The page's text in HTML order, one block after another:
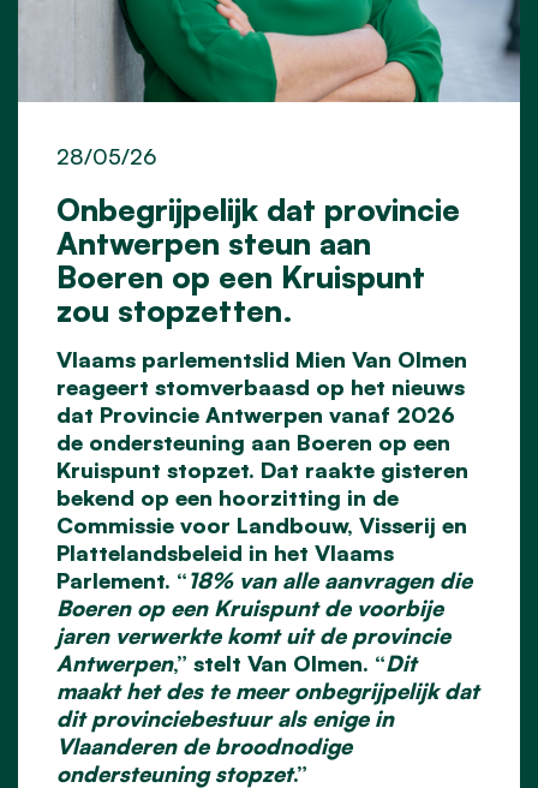
Onbegrijpelijk dat provincie
Antwerpen steun aan
Boeren op een Kruispunt
zou stopzetten.
28/05/26
Vlaams parlementslid Mien Van Olmen
reageert stomverbaasd op het nieuws
dat Provincie Antwerpen vanaf 2026
de ondersteuning aan Boeren op een
Kruispunt stopzet. Dat raakte gisteren
bekend op een hoorzitting in de
Commissie voor Landbouw, Visserij en
Plattelandsbeleid in het Vlaams
Parlement. “18% van alle aanvragen die
Boeren op een Kruispunt de voorbije
jaren verwerkte komt uit de provincie
Antwerpen,” stelt Van Olmen. “Dit
maakt het des te meer onbegrijpelijk dat
dit provinciebestuur als enige in
Vlaanderen de broodnodige
ondersteuning stopzet.”